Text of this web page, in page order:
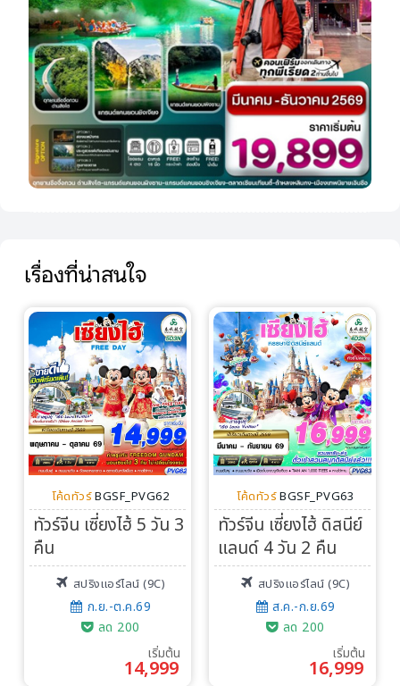
เรื่องที่น่าสนใจ
โค้ดทัวร์ BGSF_PVG62
ทัวร์จีน เซี่ยงไฮ้ 5 วัน 3
คืน
สปริงแอร์ไลน์ (9C)
ก.ย.-ต.ค.69
ลด 200
เริ่มต้น
14,999
โค้ดทัวร์ BGSF_PVG63
ทัวร์จีน เซี่ยงไฮ้ ดิสนีย์
แลนด์ 4 วัน 2 คืน
สปริงแอร์ไลน์ (9C)
ส.ค.-ก.ย.69
ลด 200
เริ่มต้น
16,999